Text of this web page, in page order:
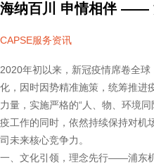
海纳百川 申情相伴 ——
CAPSE服务资讯
2020年初以来，新冠疫情席卷全
化，因时因势精准施策，统筹推进
力量，实施严格的“人、物、环境
疫工作的同时，依然持续保持对机
司未来核心竞争力。
一、文化引领，理念先行——浦东